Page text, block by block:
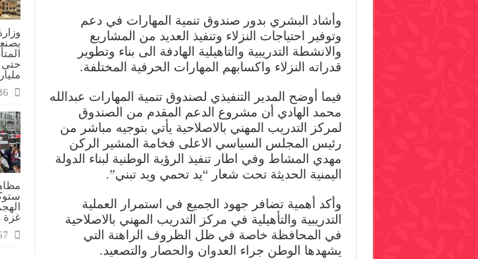
ملياراً و700
غزة
وأشاد البشري بدور صندوق تنمية المهارات في دعم
وتوفير احتياجات النزلاء وتنفيذ العديد من المشاريع
والانشطة التدريبية والتاهيلية الهادفة الى بناء وتطوير
قدراته النزلاء واكسابهم المهارات الحرفية المختلفة.
فيما أوضح المدير التنفيذي لصندوق تنمية المهارات عبدالله
محمد الهادي أن مشروع الدعم المقدم من الصندوق
لمركز التدريب المهني بالاصلاحية يأتي بتوجيه مباشر من
رئيس المجلس السياسي الاعلى فخامة المشير الركن
مهدي المشاط وفي اطار تنفيذ الرؤية الوطنية لبناء الدولة
اليمنية الحديثة تحت شعار “يد تحمي ويد تبني”.
وأكد أهمية تضافر جهود الجميع في استمرار العملية
التدريبية والتأهيلية في مركز التدريب المهني بالاصلاحية
في المحافظة خاصة في ظل الظروف الراهنة التي
يشهدها الوطن جراء العدوان والحصار والتصعيد.